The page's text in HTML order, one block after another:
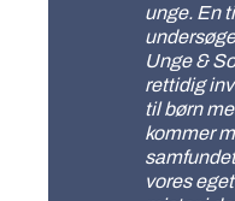
unge. En
Unge &
rettidig
til børn
kommer
vores